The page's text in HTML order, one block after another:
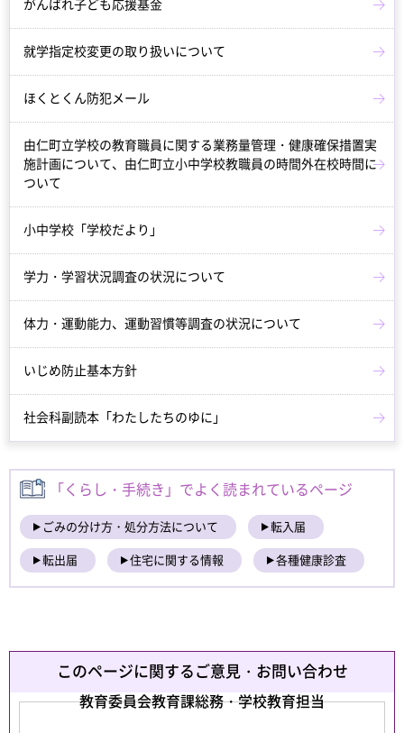
がんばれ子ども応援基金
就学指定校変更の取り扱いについて
ほくとくん防犯メール
由仁町立学校の教育職員に関する業務量管理・健康確保措置実
施計画について、由仁町立小中学校教職員の時間外在校時間に
ついて
小中学校「学校だより」
学力・学習状況調査の状況について
体力・運動能力、運動習慣等調査の状況について
いじめ防止基本方針
社会科副読本「わたしたちのゆに」
「くらし・手続き」でよく読まれているページ
ごみの分け方・処分方法について 転入届
転出届 住宅に関する情報 各種健康診査
このページに関するご意見・お問い合わせ
教育委員会教育課総務・学校教育担当